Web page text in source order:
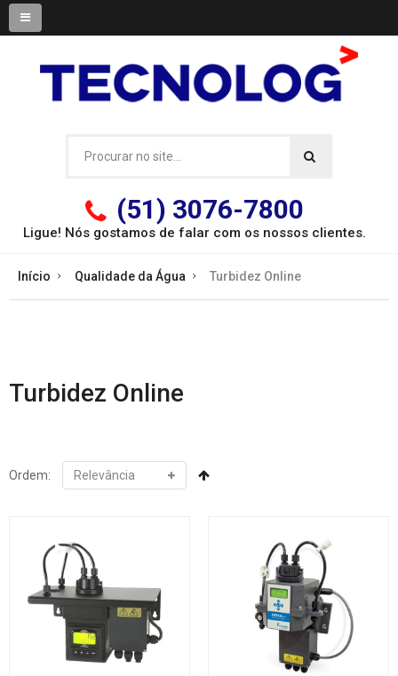
(51) 3076-7800
Ligue! Nós gostamos de falar com os nossos clientes.
Início Qualidade da Água Turbidez Online
Turbidez Online
Ordem: